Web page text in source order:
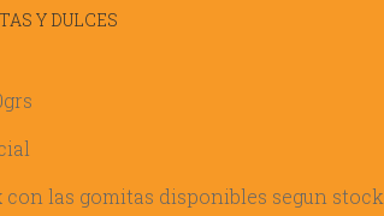
Y DULCES
con las gomitas disponibles segun stock